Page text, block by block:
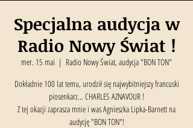
Specjalna audycja w
Radio Nowy Świat !
mer. 15 mai
  |
Radio Nowy Świat, audycja "BON TON"
Dokładnie 100 lat temu, urodził się najwybitniejszy francuski
piosenkarz... CHARLES AZNAVOUR !
Z tej okazji zaprasza mnie i was Agnieszka Lipka-Barnett na
audycję "BON TON"!